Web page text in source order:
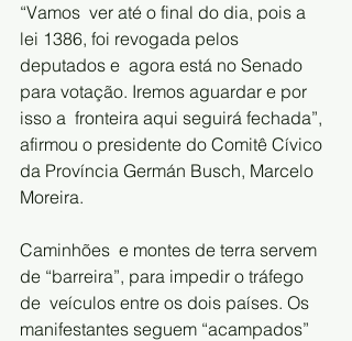
“Vamos  ver até o final do dia, pois a
lei 1386, foi revogada pelos
deputados e  agora está no Senado
para votação. Iremos aguardar e por
isso a  fronteira aqui seguirá fechada”,
afirmou o presidente do Comitê Cívico
da Província Germán Busch, Marcelo
Moreira.
Caminhões  e montes de terra servem
de “barreira”, para impedir o tráfego
de  veículos entre os dois países. Os
manifestantes seguem “acampados”